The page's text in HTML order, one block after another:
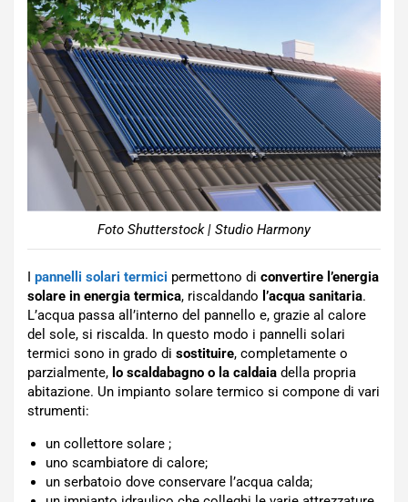
Foto Shutterstock | Studio Harmony
pannelli solari termici permettono di convertire l’energia
solare in energia termica, riscaldando l’acqua sanitaria.
L’acqua passa all’interno del pannello e, grazie al calore
del sole, si riscalda. In questo modo i pannelli solari
termici sono in grado di sostituire, completamente o
parzialmente, lo scaldabagno o la caldaia della propria
abitazione. Un impianto solare termico si compone di vari
strumenti:
un collettore solare ;
uno scambiatore di calore;
un serbatoio dove conservare l’acqua calda;